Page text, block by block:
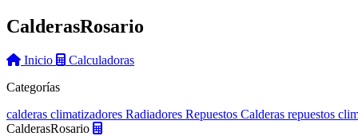
CalderasRosario
Inicio
Calculadoras
Categorías
calderas climatizadores Radiadores Repuestos Calderas repuestos
CalderasRosario